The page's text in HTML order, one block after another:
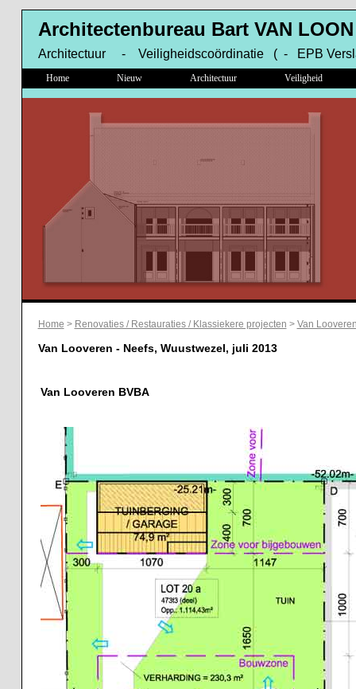
Architectenbureau Bart VAN
Architectuur - Veiligheidscoördinatie ( - EPB
Home Nieuw Architectuur Veiligheid
Home > Renovaties / Restauraties / Klassiekere projecten > Van
Van Looveren - Neefs, Wuustwezel, juli 2013
Van Looveren BVBA